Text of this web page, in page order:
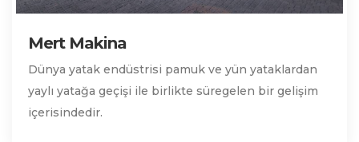
Mert Makina
Dünya yatak endüstrisi pamuk ve yün yataklardan
yaylı yatağa geçişi ile birlikte süregelen bir gelişim
içerisindedir.